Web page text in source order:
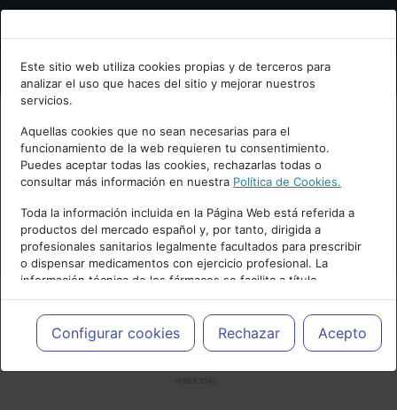
Bienvenid@ a psiquiatria.com
Escribe tu Email
Accede o regístrate con tu email.
Cancelar
Este sitio web utiliza cookies propias y de terceros para
analizar el uso que haces del sitio y mejorar nuestros
servicios.
Aquellas cookies que no sean necesarias para el
funcionamiento de la web requieren tu consentimiento.
Puedes aceptar todas las cookies, rechazarlas todas o
consultar más información en nuestra Política de Cookies.
Toda la información incluida en la Página Web está referida a
productos del mercado español y, por tanto, dirigida a
profesionales sanitarios legalmente facultados para prescribir
o dispensar medicamentos con ejercicio profesional. La
información técnica de los fármacos se facilita a título
meramente informativo, siendo responsabilidad de los
profesionales facultados prescribir medicamentos y decidir, en
cada caso concreto, el tratamiento más adecuado a las
necesidades del paciente.
Configurar cookies Rechazar Acepto